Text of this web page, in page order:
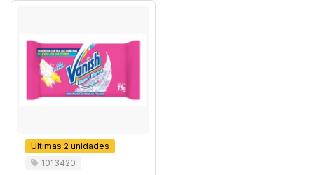
Últimas 2 unidades
1013420